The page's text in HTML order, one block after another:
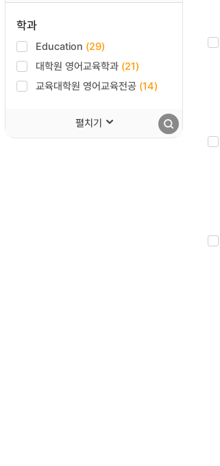
학과
Education (29)
대학원 영어교육학과 (21)
교육대학원 영어교육전공 (14)
펼치기